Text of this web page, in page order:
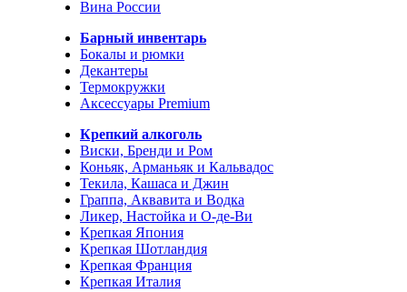
Вина России
Барный инвентарь
Бокалы и рюмки
Декантеры
Термокружки
Аксессуары Premium
Крепкий алкоголь
Виски, Бренди и Ром
Коньяк, Арманьяк и Кальвадос
Текила, Кашаса и Джин
Граппа, Аквавита и Водка
Ликер, Настойка и О-де-Ви
Крепкая Япония
Крепкая Шотландия
Крепкая Франция
Крепкая Италия